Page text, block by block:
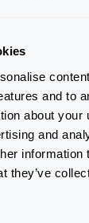
and to
about your
and
information
they’ve
toe
het scherm.